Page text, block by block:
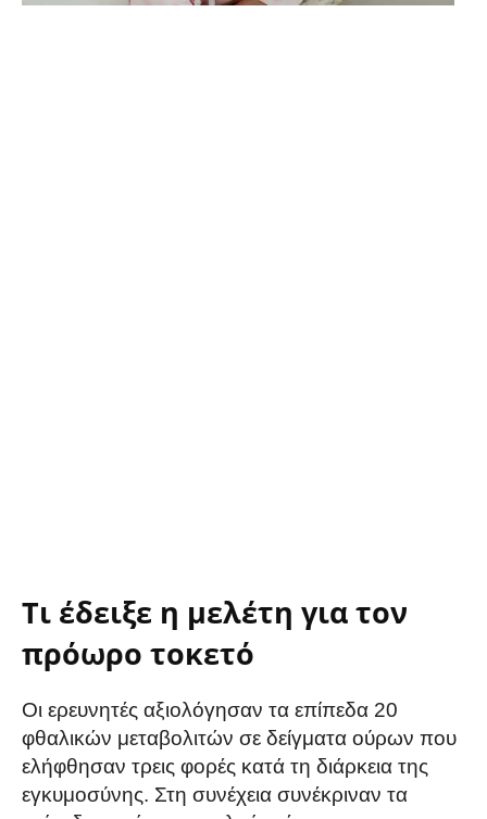
Τι έδειξε η μελέτη για τον
πρόωρο τοκετό
Οι ερευνητές αξιολόγησαν τα επίπεδα 20
φθαλικών μεταβολιτών σε δείγματα ούρων που
ελήφθησαν τρεις φορές κατά τη διάρκεια της
εγκυμοσύνης. Στη συνέχεια συνέκριναν τα